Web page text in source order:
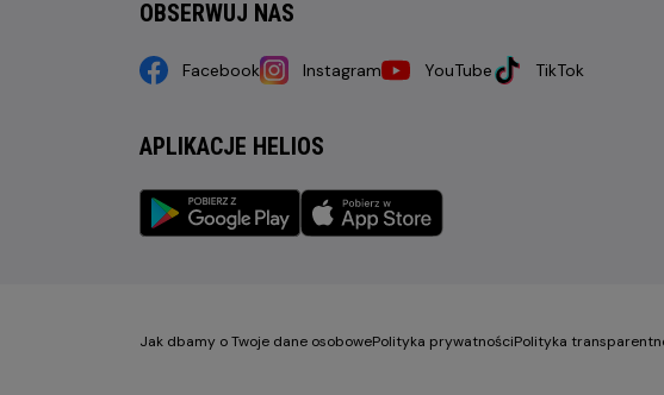
OBSERWUJ NAS
Facebook Instagram YouTube TikTok
APLIKACJE HELIOS
Jak dbamy o Twoje dane osobowePolityka prywatnościPolityka